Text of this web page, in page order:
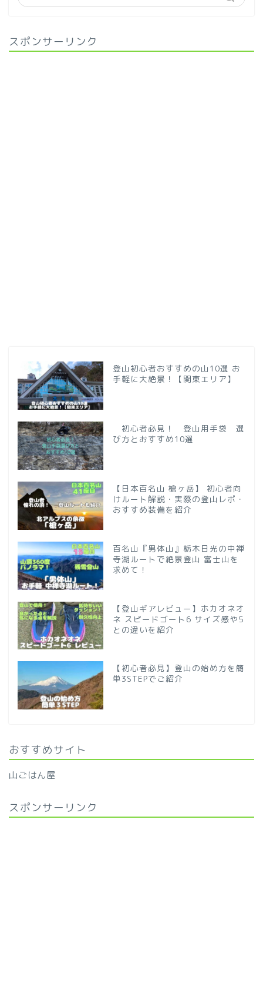
スポンサーリンク
登山初心者おすすめの山10選 お
手軽に大絶景！【関東エリア】
初心者必見！ 登山用手袋 選
び方とおすすめ10選
【日本百名山 槍ヶ岳】 初心者向
けルート解説・実際の登山レポ・
おすすめ装備を紹介
百名山『男体山』栃木日光の中禅
寺湖ルートで絶景登山 富士山を
求めて！
【登山ギアレビュー】ホカオネオ
ネ スピードゴート6 サイズ感や5
との違いを紹介
【初心者必見】登山の始め方を簡
単3STEPでご紹介
おすすめサイト
山ごはん屋
スポンサーリンク